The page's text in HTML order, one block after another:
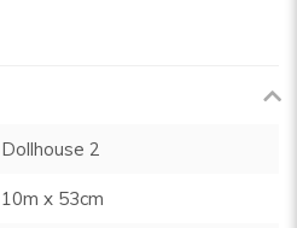
Dollhouse 2
10m x 53cm